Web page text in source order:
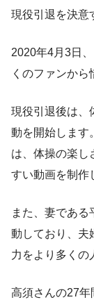
現役引退を決意
2020年4月3日
くのファンから
現役引退後は、
動を開始します
は、体操の楽し
すい動画を制作
また、妻である
動しており、夫
力をより多くの
高須さんの27年